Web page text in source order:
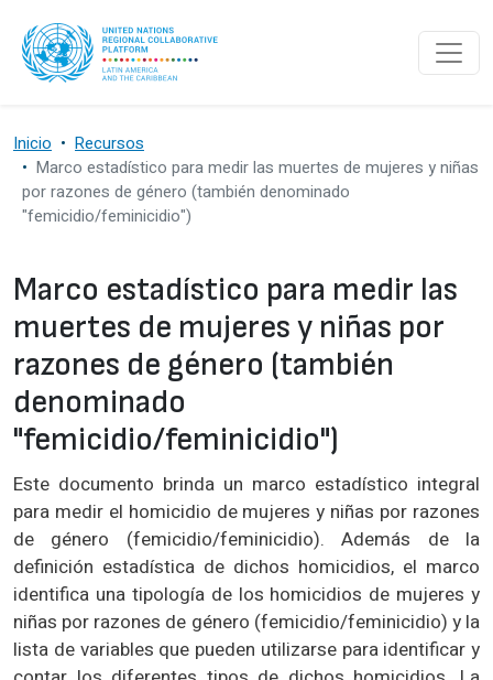
Inicio
Recursos
Marco estadístico para medir las muertes de mujeres y niñas
por razones de género (también denominado
"femicidio/feminicidio")
Marco estadístico para medir las
muertes de mujeres y niñas por
razones de género (también
denominado
"femicidio/feminicidio")
Este documento brinda un marco estadístico integral
para medir el homicidio de mujeres y niñas por razones
de género (femicidio/feminicidio). Además de la
definición estadística de dichos homicidios, el marco
identifica una tipología de los homicidios de mujeres y
niñas por razones de género (femicidio/feminicidio) y la
lista de variables que pueden utilizarse para identificar y